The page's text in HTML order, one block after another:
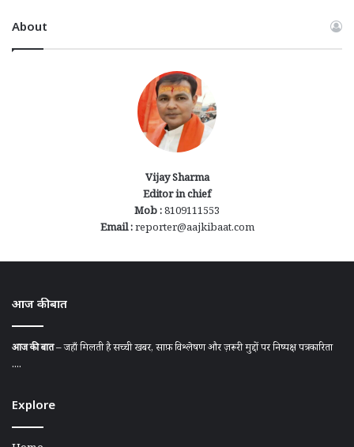
About
Vijay Sharma
Editor in chief
Mob :8109111553
Email :reporter@aajkibaat.com
आज की बात
आज की बात– जहाँ मिलती है सच्ची खबर, साफ़ विश्लेषण और ज़रूरी मुद्दों पर निष्पक्ष पत्रकारिता
....
Explore